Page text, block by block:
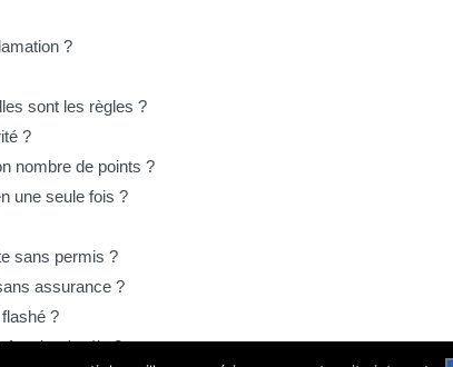
?
sont les règles ?
?
nombre de points ?
une seule fois ?
sans permis ?
assurance ?
?
à vélo ?